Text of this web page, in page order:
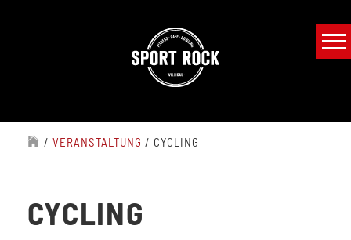
/ VERANSTALTUNG / CYCLING
CYCLING